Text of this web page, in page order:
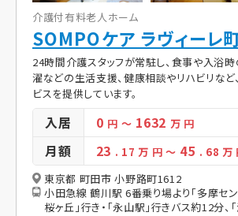
介護付有料老人ホーム
SOMPOケア ラヴィーレ
24時間介護スタッフが常駐し、食事や入浴時
濯などの生活支援、健康相談やリハビリなど
ビスを提供しています。
入居 0 円 ～ 1632 万 円
月額 23 . 17万 円 ～ 45 . 68 万
東京都 町田市 小野路町1612
小田急線 鶴川駅 6番乗り場より「多摩セン
桜ヶ丘」行き・「永山駅」行きバス約12分、